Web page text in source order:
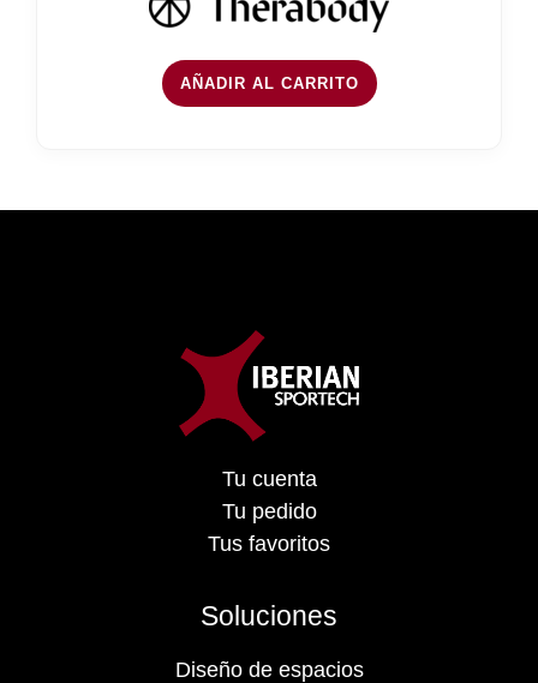
AÑADIR AL CARRITO
Tu cuenta
Tu pedido
Tus favoritos
Soluciones
Diseño de espacios